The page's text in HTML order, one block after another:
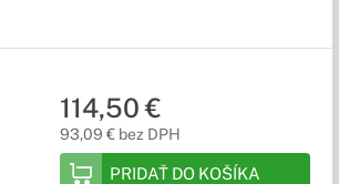
114,50 €
93,09 € bez DPH
PRIDAŤ DO KOŠÍKA